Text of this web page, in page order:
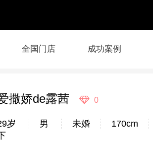
全国门店 成功案例
撒娇de露茜 0
岁 男 未婚 170cm